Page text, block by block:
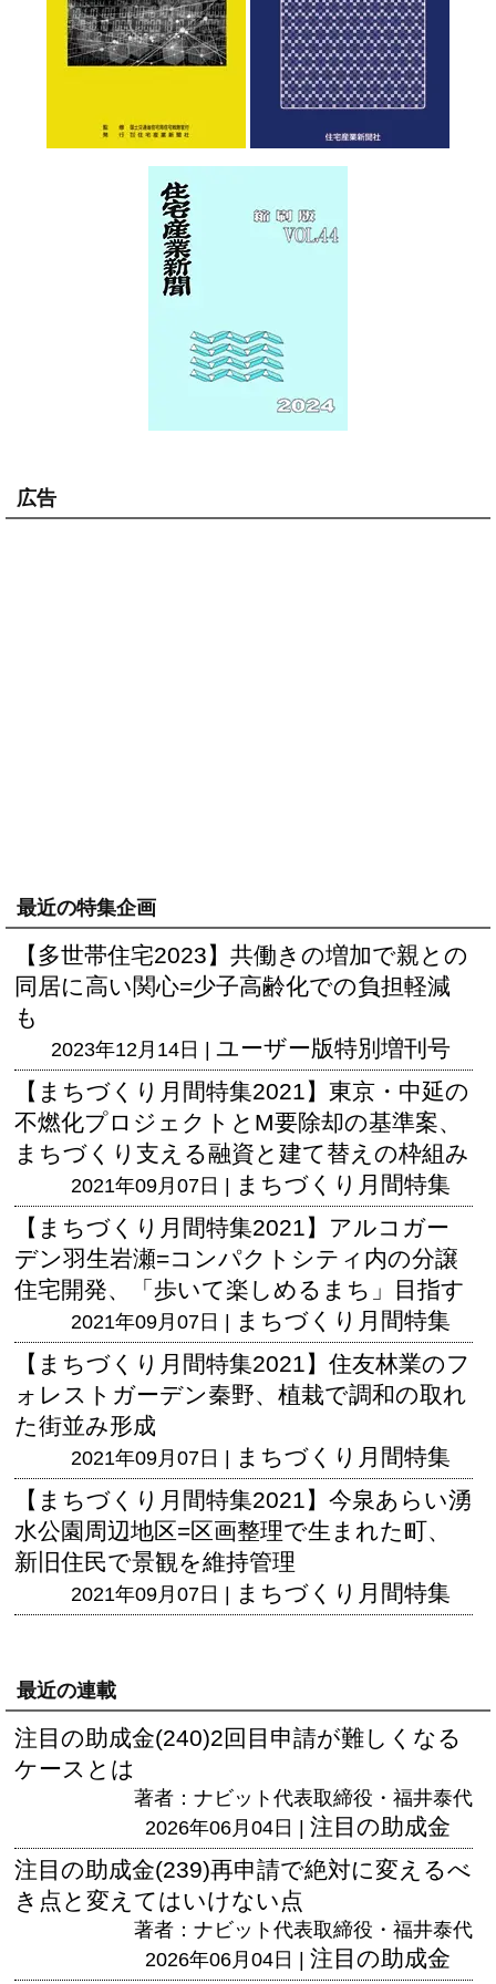
広告
最近の特集企画
【多世帯住宅2023】共働きの増加で親との
同居に高い関心=少子高齢化での負担軽減
も
2023年12月14日 | ユーザー版特別増刊号
【まちづくり月間特集2021】東京・中延の
不燃化プロジェクトとM要除却の基準案、
まちづくり支える融資と建て替えの枠組み
2021年09月07日 | まちづくり月間特集
【まちづくり月間特集2021】アルコガー
デン羽生岩瀬=コンパクトシティ内の分譲
住宅開発、「歩いて楽しめるまち」目指す
2021年09月07日 | まちづくり月間特集
【まちづくり月間特集2021】住友林業のフ
ォレストガーデン秦野、植栽で調和の取れ
た街並み形成
2021年09月07日 | まちづくり月間特集
【まちづくり月間特集2021】今泉あらい湧
水公園周辺地区=区画整理で生まれた町、
新旧住民で景観を維持管理
2021年09月07日 | まちづくり月間特集
最近の連載
注目の助成金(240)2回目申請が難しくなる
ケースとは
著者：ナビット代表取締役・福井泰代
2026年06月04日 | 注目の助成金
注目の助成金(239)再申請で絶対に変えるべ
き点と変えてはいけない点
著者：ナビット代表取締役・福井泰代
2026年06月04日 | 注目の助成金